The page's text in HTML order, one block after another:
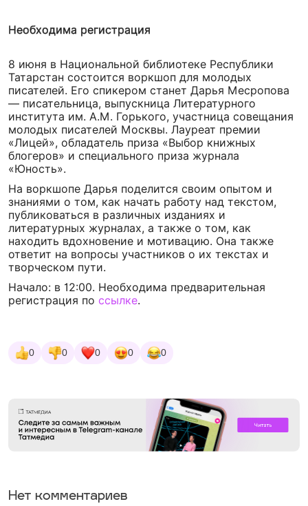
Необходима регистрация
8 июня в Национальной библиотеке Республики
Татарстан состоится воркшоп для молодых
писателей. Его спикером станет Дарья Месропова
— писательница, выпускница Литературного
института им. А.М. Горького, участница совещания
молодых писателей Москвы. Лауреат премии
«Лицей», обладатель приза «Выбор книжных
блогеров» и специального приза журнала
«Юность».
На воркшопе Дарья поделится своим опытом и
знаниями о том, как начать работу над текстом,
публиковаться в различных изданиях и
литературных журналах, а также о том, как
находить вдохновение и мотивацию. Она также
ответит на вопросы участников о их текстах и
творческом пути.
Начало: в 12:00. Необходима предварительная
регистрация по ссылке.
0 0 0 0 0
Нет комментариев